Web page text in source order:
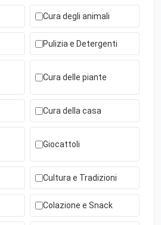
Cura degli animali
Pulizia e Detergenti
Cura delle piante
Cura della casa
Giocattoli
Cultura e Tradizioni
Colazione e Snack